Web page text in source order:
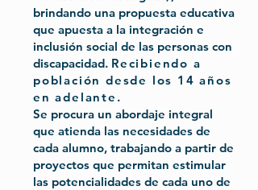
brindando una propuesta educativa
que apuesta a la integración e
inclusión social de las personas con
discapacidad. Recibiendo a
población desde los 14 años
en adelante.
Se procura un abordaje integral
que atienda las necesidades de
cada alumno, trabajando a partir de
proyectos que permitan estimular
las potencialidades de cada uno de